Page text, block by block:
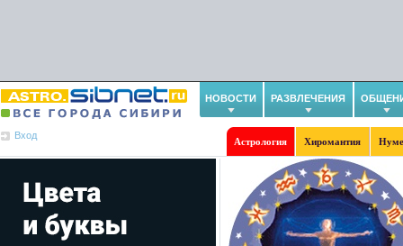
НОВОСТИ РАЗВЛЕЧЕНИЯ
Вход
Астрология Хиромантия